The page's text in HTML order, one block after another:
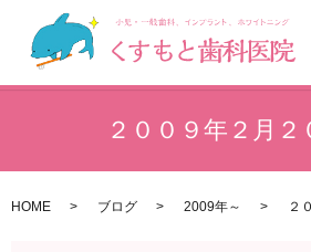
２００９年２月２
HOME ブログ 2009年～ ２